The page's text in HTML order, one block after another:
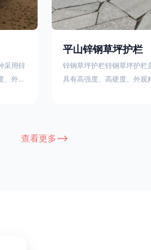
采用锌
、外观
人轻易
平山锌钢草坪护栏
锌钢草坪护栏锌钢草坪护栏
具有高强度、高硬度、外观
查看更多-->